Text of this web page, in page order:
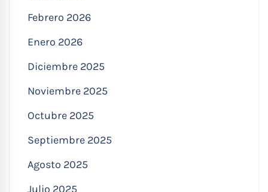
Febrero 2026
Enero 2026
Diciembre 2025
Noviembre 2025
Octubre 2025
Septiembre 2025
Agosto 2025
Julio 2025